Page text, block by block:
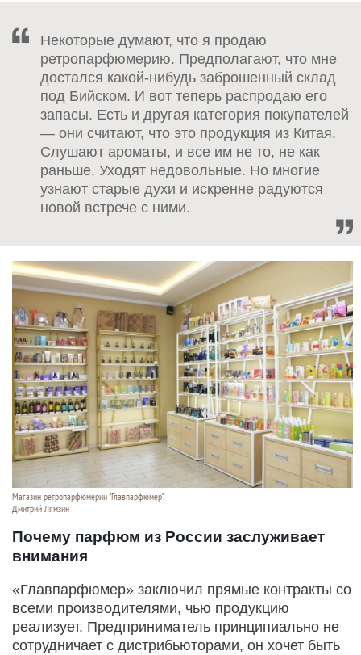
Некоторые думают, что я продаю
ретропарфюмерию. Предполагают, что мне
достался какой-нибудь заброшенный склад
под Бийском. И вот теперь распродаю его
запасы. Есть и другая категория покупателей
— они считают, что это продукция из Китая.
Слушают ароматы, и все им не то, не как
раньше. Уходят недовольные. Но многие
узнают старые духи и искренне радуются
новой встрече с ними.
Магазин ретропарфюмерии "Главпарфюмер".
Дмитрий Лямзин
Почему парфюм из России заслуживает
внимания
«Главпарфюмер» заключил прямые контракты со
всеми производителями, чью продукцию
реализует. Предприниматель принципиально не
сотрудничает с дистрибьюторами, он хочет быть